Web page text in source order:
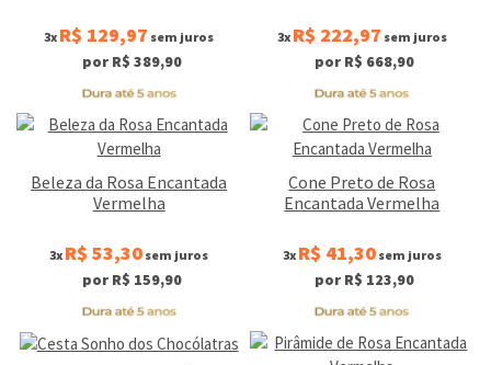
3x R$ 129,97 sem juros
por R$ 389,90
3x R$ 222,97 sem juros
por R$ 668,90
Beleza da Rosa Encantada
Vermelha
3x R$ 53,30 sem juros
por R$ 159,90
Cone Preto de Rosa
Encantada Vermelha
3x R$ 41,30sem juros
por R$ 123,90